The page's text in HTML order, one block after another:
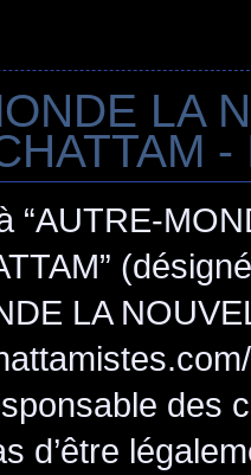
LA
“AUTRE-
LA
des
d’être